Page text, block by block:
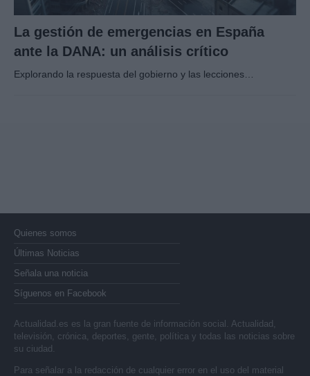
La gestión de emergencias en España
ante la DANA: un análisis crítico
Explorando la respuesta del gobierno y las lecciones…
Quienes somos
Últimas Noticias
Señala una noticia
Síguenos en Facebook
Actualidad.es es la gran fuente de información social. Actualidad,
televisión, crónica, deportes, gente, política y todas las noticias sobre
su ciudad.
Para señalar a la redacción de cualquier error en el uso del material